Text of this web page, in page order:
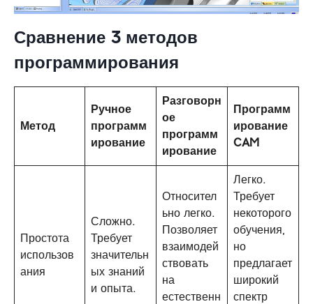
Сравнение 3 методов
программирования
Метод
Ручное
программ
ирование
Разговорн
ое
программ
ирование
Программ
ирование
CAM
Простота
использов
ания
Сложно.
Требует
значительн
ых знаний
и опыта.
Относител
ьно легко.
Позволяет
взаимодей
ствовать
на
естественн
Легко.
Требует
некоторого
обучения,
но
предлагает
широкий
спектр